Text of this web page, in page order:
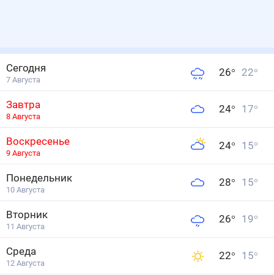
Сегодня
7 Августа
26° 22°
Завтра
8 Августа
24° 17°
Воскресенье
9 Августа
24° 15°
Понедельник
10 Августа
28° 15°
Вторник
11 Августа
26° 19°
Среда
12 Августа
22° 15°